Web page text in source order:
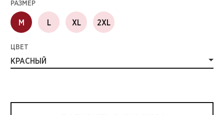
РАЗМЕР
M L XL 2XL
ЦВЕТ
КРАСНЫЙ